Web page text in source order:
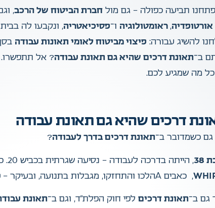
פתחנו תביעה כפולה – גם מולחברת הביטוח של הרכב,
אורטופדיה, ראומטולוגיה ו־פסיכיאטריה
להשיג עבורה: פיצוי מביטוח לאומי תאונות עבודה בסך
ב־תאונת דרכים שהיא גם תאונת עבודה? אל תתפשרו.
כל מה שמגיע לכם.
גם כשמדובר ב־תאונת דרכים בדרך לעבודה?
, הייתה בדרכה לעבודה – נסיעה שגרתית בכביש 20. כשהאטה בפקק, רכב מאחור פגע בה בעוצמה וגרם ל־
, כאבים Aהלכו והתחזקו, מגבלות בתנועה, ובעיקר – פגיעה תפקודית מתמשכת.
גם ב־תאונת דרכים לפי חוק הפלת”ד, וגם ב־תאונת